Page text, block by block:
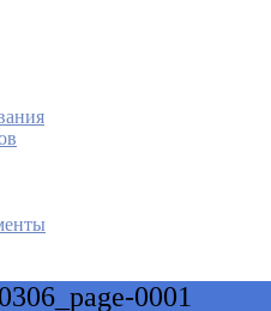
0001